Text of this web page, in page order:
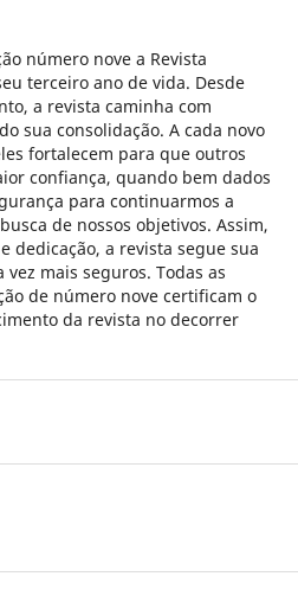
número nove a Revista
terceiro ano de vida. Desde
a revista caminha com
sua consolidação. A cada novo
fortalecem para que outros
confiança, quando bem dados
para continuarmos a
de nossos objetivos. Assim,
dedicação, a revista segue sua
mais seguros. Todas as
de número nove certificam o
da revista no decorrer